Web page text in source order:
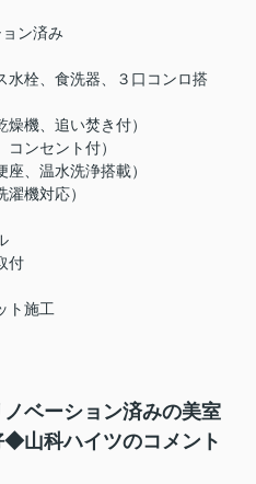
ン済み
水栓、食洗器、３口コンロ搭
燥機、追い焚き付）
コンセント付）
座、温水洗浄搭載）
濯機対応）
付
ト施工
ベーション済みの美室
山科ハイツのコメント